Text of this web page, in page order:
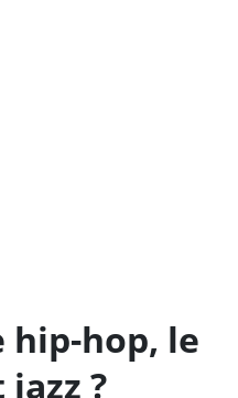
hip-hop, le
?